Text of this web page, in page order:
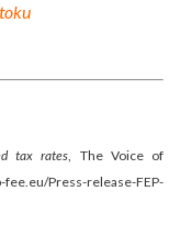
tax rates, The Voice of
fee.eu/Press-release-FEP-